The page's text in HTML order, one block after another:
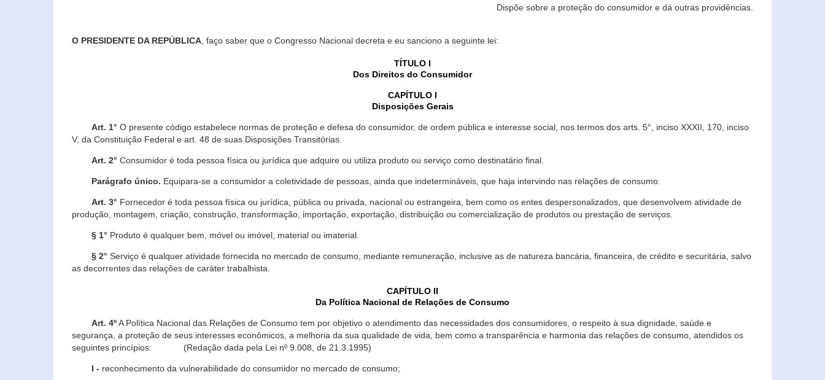
Dispõe sobre a proteção do consumidor e dá outras providências.
O PRESIDENTE DA REPÚBLICA, faço saber que o Congresso Nacional decreta e eu sanciono a seguinte lei:
TÍTULO I
Dos Direitos do Consumidor
CAPÍTULO I
Disposições Gerais
Art. 1° O presente código estabelece normas de proteção e defesa do consumidor, de ordem pública e interesse social, nos termos dos arts. 5°, inciso XXXII, 170, inciso
V, da Constituição Federal e art. 48 de suas Disposições Transitórias.
Art. 2° Consumidor é toda pessoa física ou jurídica que adquire ou utiliza produto ou serviço como destinatário final.
Parágrafo único. Equipara-se a consumidor a coletividade de pessoas, ainda que indetermináveis, que haja intervindo nas relações de consumo.
Art. 3° Fornecedor é toda pessoa física ou jurídica, pública ou privada, nacional ou estrangeira, bem como os entes despersonalizados, que desenvolvem atividade de
produção, montagem, criação, construção, transformação, importação, exportação, distribuição ou comercialização de produtos ou prestação de serviços.
§ 1° Produto é qualquer bem, móvel ou imóvel, material ou imaterial.
§ 2° Serviço é qualquer atividade fornecida no mercado de consumo, mediante remuneração, inclusive as de natureza bancária, financeira, de crédito e securitária, salvo
as decorrentes das relações de caráter trabalhista.
CAPÍTULO II
Da Política Nacional de Relações de Consumo
Art. 4ºA Política Nacional das Relações de Consumo tem por objetivo o atendimento das necessidades dos consumidores, o respeito à sua dignidade, saúde e
segurança, a proteção de seus interesses econômicos, a melhoria da sua qualidade de vida, bem como a transparência e harmonia das relações de consumo, atendidos os
seguintes princípios: (Redação dada pela Lei nº 9.008, de 21.3.1995)
I - reconhecimento da vulnerabilidade do consumidor no mercado de consumo;